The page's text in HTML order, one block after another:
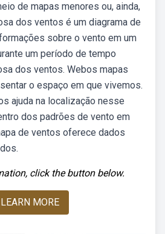
de mapas menores ou, ainda,
dos ventos é um diagrama de
sobre o vento em um
um período de tempo
dos ventos. Webos mapas
o espaço em que vivemos.
ajuda na localização nesse
dos padrões de vento em
de ventos oferece dados
click the button below.
LEARN MORE